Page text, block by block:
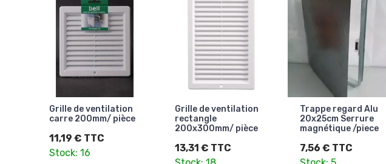
Grille de ventilation
carre 200mm/ pièce
11,19 € TTC
Stock: 16
Grille de ventilation
rectangle
200x300mm/ pièce
13,31 € TTC
Trappe regard Alu
20x25cm Serrure
magnétique /piece
7,56 € TTC